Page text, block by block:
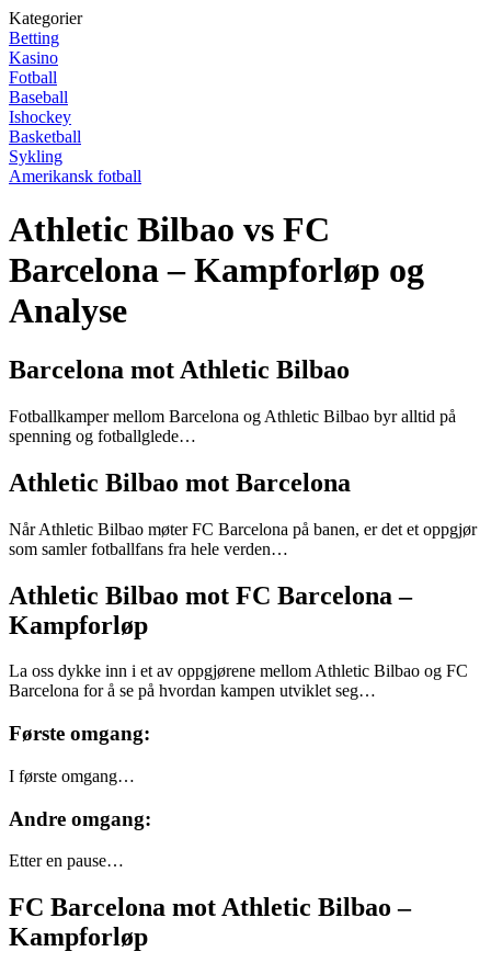
Kategorier
Betting
Kasino
Fotball
Baseball
Ishockey
Basketball
Sykling
Amerikansk fotball
Athletic Bilbao vs FC
Barcelona – Kampforløp og
Analyse
Barcelona mot Athletic Bilbao
Fotballkamper mellom Barcelona og Athletic Bilbao byr alltid på
spenning og fotballglede…
Athletic Bilbao mot Barcelona
Når Athletic Bilbao møter FC Barcelona på banen, er det et oppgjør
som samler fotballfans fra hele verden…
Athletic Bilbao mot FC Barcelona –
Kampforløp
La oss dykke inn i et av oppgjørene mellom Athletic Bilbao og FC
Barcelona for å se på hvordan kampen utviklet seg…
Første omgang:
I første omgang…
Andre omgang:
Etter en pause…
FC Barcelona mot Athletic Bilbao –
Kampforløp